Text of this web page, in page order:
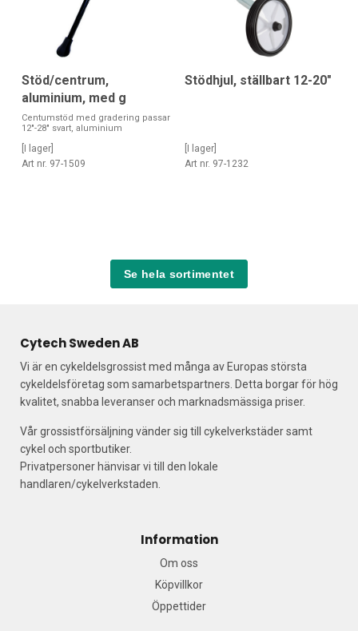
Stöd/centrum,
aluminium, med g
Centumstöd med gradering passar
12"-28" svart, aluminium
[I lager]
Art nr. 97-1509
Stödhjul, ställbart 12-20"
[I lager]
Art nr. 97-1232
Se hela sortimentet
Cytech Sweden AB
Vi är en cykeldelsgrossist med många av Europas största
cykeldelsföretag som samarbetspartners. Detta borgar för hög
kvalitet, snabba leveranser och marknadsmässiga priser.
Vår grossistförsäljning vänder sig till cykelverkstäder samt
cykel och sportbutiker.
Privatpersoner hänvisar vi till den lokale
handlaren/cykelverkstaden.
Information
Om oss
Köpvillkor
Öppettider